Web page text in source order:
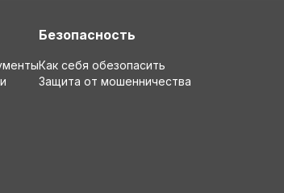
Безопасность
Как себя обезопасить
Защита от мошенничества